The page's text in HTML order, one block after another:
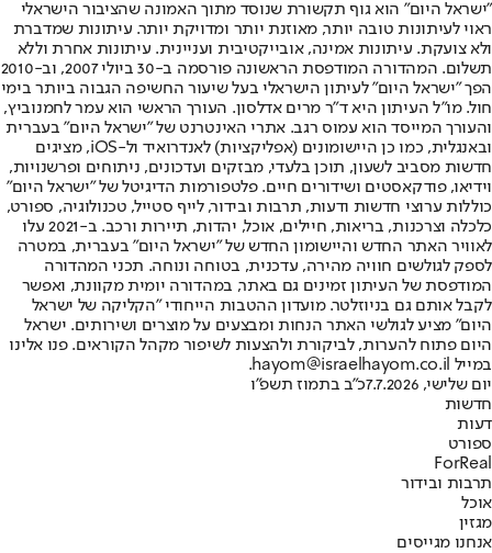
"ישראל היום" הוא גוף תקשורת שנוסד מתוך האמונה שהציבור הישראלי
ראוי לעיתונות טובה יותר, מאוזנת יותר ומדויקת יותר. עיתונות שמדברת
ולא צועקת. עיתונות אמינה, אובייקטיבית ועניינית. עיתונות אחרת וללא
תשלום. המהדורה המודפסת הראשונה פורסמה ב-30 ביולי 2007, וב-2010
הפך "ישראל היום" לעיתון הישראלי בעל שיעור החשיפה הגבוה ביותר בימי
חול. מו"ל העיתון היא ד"ר מרים אדלסון. העורך הראשי הוא עמר לחמנוביץ,
והעורך המייסד הוא עמוס רגב. אתרי האינטרנט של "ישראל היום" בעברית
ובאנגלית, כמו כן היישומונים (אפליקציות) לאנדרואיד ול-iOS, מציגים
חדשות מסביב לשעון, תוכן בלעדי, מבזקים ועדכונים, ניתוחים ופרשנויות,
וידיאו, פודקאסטים ושידורים חיים. פלטפורמות הדיגיטל של "ישראל היום"
כוללות ערוצי חדשות ודעות, תרבות ובידור, לייף סטייל, טכנולוגיה, ספורט,
כלכלה וצרכנות, בריאות, חיילים, אוכל, יהדות, תיירות ורכב. ב-2021 עלו
לאוויר האתר החדש והיישומון החדש של "ישראל היום" בעברית, במטרה
לספק לגולשים חוויה מהירה, עדכנית, בטוחה ונוחה. תכני המהדורה
המודפסת של העיתון זמינים גם באתר, במהדורה יומית מקוונת, ואפשר
לקבל אותם גם בניוזלטר. מועדון ההטבות הייחודי "הקליקה של ישראל
היום" מציע לגולשי האתר הנחות ומבצעים על מוצרים ושירותים. ישראל
היום פתוח להערות, לביקורת ולהצעות לשיפור מקהל הקוראים. פנו אלינו
במייל hayom@israelhayom.co.il.
יום שלישי, 7.7.2026
כ"ב בתמוז תשפ"ו
חדשות
דעות
ספורט
ForReal
תרבות ובידור
אוכל
מגזין
אנחנו מגייסים